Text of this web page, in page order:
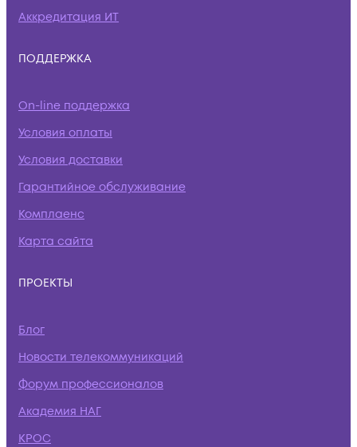
Аккредитация ИТ
ПОДДЕРЖКА
On-line поддержка
Условия оплаты
Условия доставки
Гарантийное обслуживание
Комплаенс
Карта сайта
ПРОЕКТЫ
Блог
Новости телекоммуникаций
Форум профессионалов
Академия НАГ
КРОС